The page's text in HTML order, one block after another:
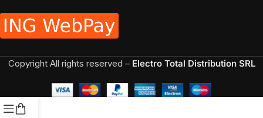
Copyright All rights reserved – Electro Total Distribution SRL